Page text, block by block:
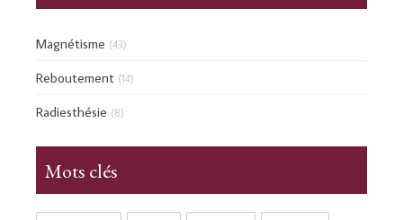
Magnétisme (43)
Reboutement (14)
Radiesthésie (8)
Mots clés